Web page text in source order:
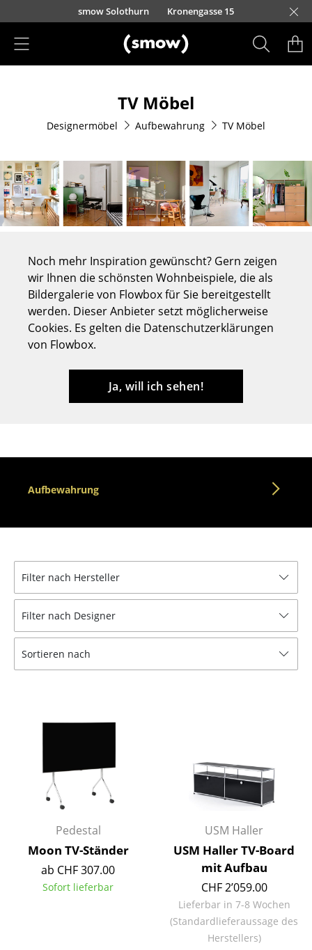
Direkt zum Inhaltsmow Solothurn Kronengasse 15
Esszimmerstühle
Sofas
Sessel
Loungesessel
Freischwinger
Barhocker
Hocker
Bürodrehstühle
Konferenzstühle
Einzelteile
... alle Sitzmöbel
Tische
Esstische
Couchtische
Sekretäre & PC-Tische
Konferenztische
Stehtische & Stehpulte
Kindertische
Gartentische
TV Möbel
Designermöbel Aufbewahrung TV Möbel
Noch mehr Inspiration gewünscht? Gern zeigen
wir Ihnen die schönsten Wohnbeispiele, die als
Bildergalerie von Flowbox für Sie bereitgestellt
werden. Dieser Anbieter setzt möglicherweise
Cookies. Es gelten die Datenschutzerklärungen
von Flowbox.
Ja, will ich sehen!
Aufbewahrung
Filter nach Hersteller
Filter nach Designer
Sortieren nach
Pedestal
Moon TV-Ständer
ab CHF 307.00
Sofort lieferbar
USM Haller
USM Haller TV-Board
mit Aufbau
CHF 2’059.00
Lieferbar in 7-8 Wochen
(Standardlieferaussage des
Herstellers)